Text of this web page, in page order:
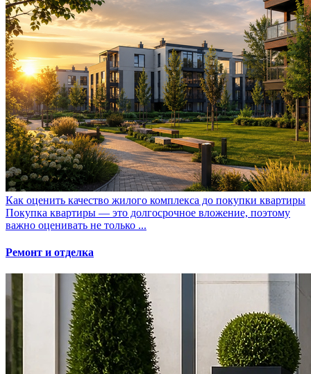
Как оценить качество жилого комплекса до покупки квартиры
Покупка квартиры — это долгосрочное вложение, поэтому
важно оценивать не только ...
Ремонт и отделка